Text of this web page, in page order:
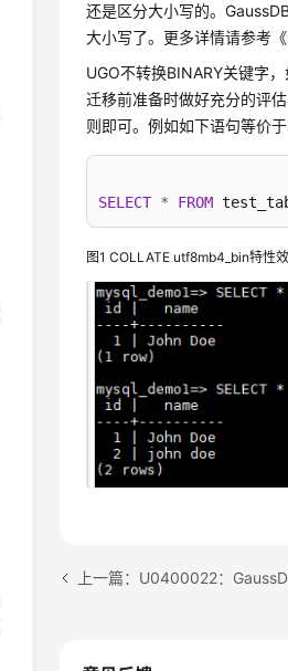
还是区分大小写的。
大小写了。更多详情请参考
UGO不转换BINARY关键字
迁移前准备时做好充分的评
则即可。例如如下语句等价
SELECT * FROM
图1COLLATE utf8mb4_bin特性